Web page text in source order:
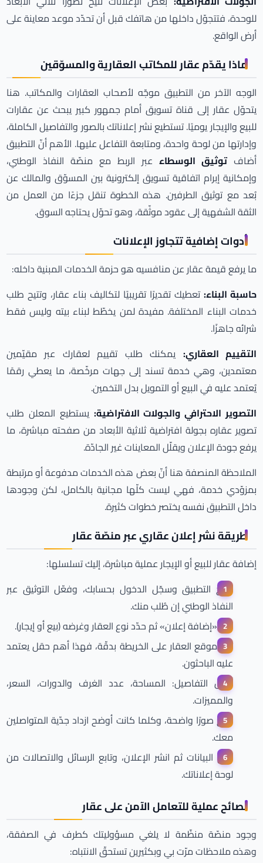
للوحدة، فتتجوّل داخلها من هاتفك قبل أن تحدّد موعد معاينة على
أرض الواقع.
ماذا يقدّم عقار للمكاتب العقارية والمسوّقين
الوجه الآخر من التطبيق موجّه لأصحاب العقارات والمكاتب. هنا
يتحوّل عقار إلى قناة تسويق أمام جمهور كبير يبحث عن عقارات
للبيع والإيجار يوميًا. تستطيع نشر إعلاناتك بالصور والتفاصيل الكاملة،
وإدارتها من لوحة واحدة، ومتابعة التفاعل عليها. الأهم أنّ التطبيق
أضاف توثيق الوسطاء عبر الربط مع منصّة النفاذ الوطني،
وإمكانية إبرام اتفاقية تسويق إلكترونية بين المسوّق والمالك عن
بُعد مع توثيق الطرفين. هذه الخطوة تنقل جزءًا من العمل من
الثقة الشفهية إلى عقود موثّقة، وهو تحوّل يحتاجه السوق.
أدوات إضافية تتجاوز الإعلانات
ما يرفع قيمة عقار عن منافسيه هو حزمة الخدمات المبنية داخله:
حاسبة البناء: تعطيك تقديرًا تقريبيًا لتكاليف بناء عقار، وتتيح طلب
خدمات البناء المختلفة. مفيدة لمن يخطّط لبناء بيته وليس فقط
شرائه جاهزًا.
التقييم العقاري: يمكنك طلب تقييم لعقارك عبر مقيّمين
معتمدين، وهي خدمة تسند إلى جهات مرخّصة، ما يعطي رقمًا
يُعتمد عليه في البيع أو التمويل بدل التخمين.
التصوير الاحترافي والجولات الافتراضية: يستطيع المعلن طلب
تصوير عقاره بجولة افتراضية ثلاثية الأبعاد من صفحته مباشرة، ما
يرفع جودة الإعلان ويقلّل المعاينات غير الجادّة.
الملاحظة المنصفة هنا أنّ بعض هذه الخدمات مدفوعة أو مرتبطة
بمزوّدي خدمة، فهي ليست كلّها مجانية بالكامل، لكن وجودها
داخل التطبيق نفسه يختصر خطوات كثيرة.
طريقة نشر إعلان عقاري عبر منصّة عقار
إضافة عقار للبيع أو الإيجار عملية مباشرة، إليك تسلسلها:
افتح التطبيق وسجّل الدخول بحسابك، وفعّل التوثيق عبر
النفاذ الوطني إن طُلب منك.
اختر «إضافة إعلان» ثم حدّد نوع العقار وغرضه (بيع أو إيجار).
ثبّت موقع العقار على الخريطة بدقّة، فهذا أهم حقل يعتمد
عليه الباحثون.
أدخل التفاصيل: المساحة، عدد الغرف والدورات، السعر،
والمميزات.
ارفع صورًا واضحة، وكلما كانت أوضح ازداد جدّية المتواصلين
معك.
راجع البيانات ثم انشر الإعلان، وتابع الرسائل والاتصالات من
لوحة إعلاناتك.
نصائح عملية للتعامل الآمن على عقار
وجود منصّة منظّمة لا يلغي مسؤوليتك كطرف في الصفقة،
وهذه ملاحظات مرّت بي وبكثيرين تستحقّ الانتباه: